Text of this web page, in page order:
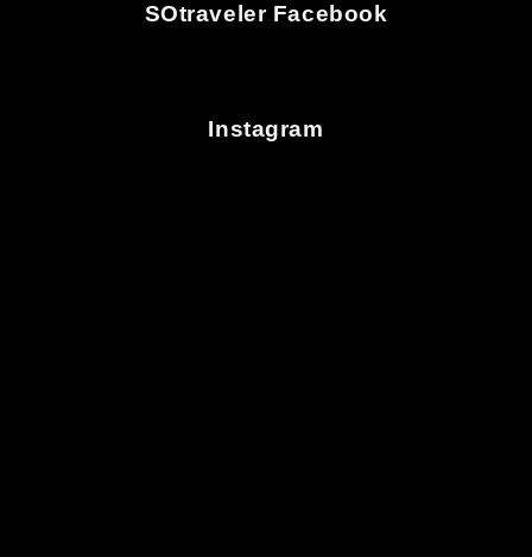
SOtraveler Facebook
Instagram